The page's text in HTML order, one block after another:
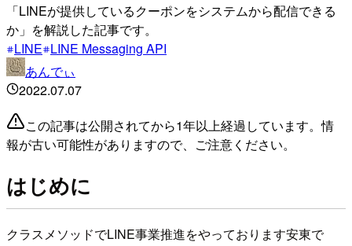
「LINEが提供しているクーポンをシステムから配信できる
か」を解説した記事です。
LINE LINE Messaging API
あんでぃ
2022.07.07
この記事は公開されてから1年以上経過しています。情
報が古い可能性がありますので、ご注意ください。
はじめに
クラスメソッドでLINE事業推進をやっております安東で